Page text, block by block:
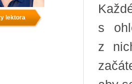
lektora
s
z